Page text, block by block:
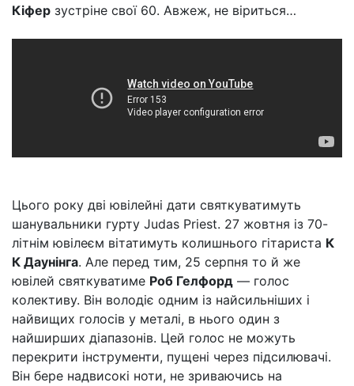
Кіфер зустріне свої 60. Авжеж, не віриться…
Цього року дві ювілейні дати святкуватимуть
шанувальники гурту Judas Priest. 27 жовтня із 70-
літнім ювілеєм вітатимуть колишнього гітариста К
К Даунінга. Але перед тим, 25 серпня то й же
ювілей святкуватиме Роб Гелфорд — голос
колективу. Він володіє одним із найсильніших і
найвищих голосів у металі, в нього один з
найширших діапазонів. Цей голос не можуть
перекрити інструменти, пущені через підсилювачі.
Він бере надвисокі ноти, не зриваючись на